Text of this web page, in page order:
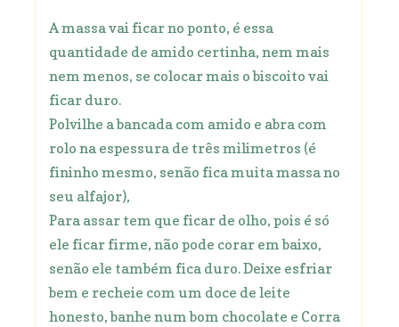
A massa vai ficar no ponto, é essa
quantidade de amido certinha, nem mais
nem menos, se colocar mais o biscoito vai
ficar duro.
Polvilhe a bancada com amido e abra com
rolo na espessura de três milimetros (é
fininho mesmo, senão fica muita massa no
seu alfajor),
Para assar tem que ficar de olho, pois é só
ele ficar firme, não pode corar em baixo,
senão ele também fica duro. Deixe esfriar
bem e recheie com um doce de leite
honesto, banhe num bom chocolate e Corra